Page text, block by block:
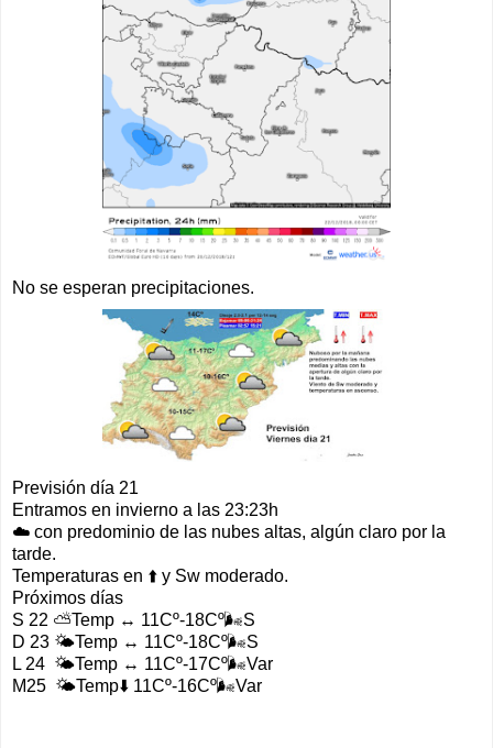
No se esperan precipitaciones.
Previsión día 21
Entramos en invierno a las 23:23h
☁️ con predominio de las nubes altas, algún claro por la
tarde.
Temperaturas en ⬆️ y Sw moderado.
Próximos días
S 22 ⛅️Temp ↔️ 11Cº-18Cº🌬️S
D 23 🌤️Temp ↔️ 11Cº-18Cº🌬️S
L 24 🌤️Temp ↔️ 11Cº-17Cº🌬️Var
M25 🌤️Temp⬇️ 11Cº-16Cº🌬️Var